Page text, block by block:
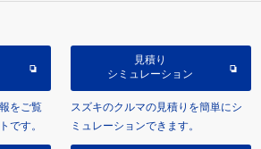
をご覧
です。
見積り
シミュレーション
スズキのクルマの見積りを簡単にシ
ミュレーションできます。